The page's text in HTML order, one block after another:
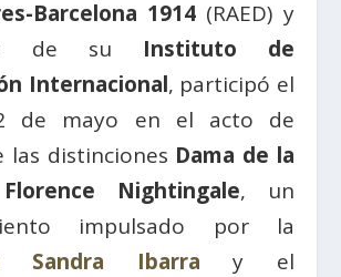
Barcelona 1914 (RAED) y
de su Instituto de
Internacional, participó el
de mayo en el acto de
las distinciones Dama de la
Nightingale, un
impulsado por la
Sandra Ibarra y el